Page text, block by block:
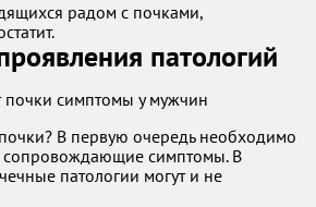
радом с почками,
патологий
В первую очередь необходимо
сопровождающие симптомы. В
патологии могут и не